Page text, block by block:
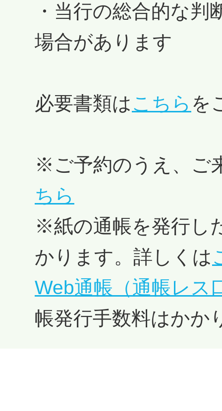
・当行の総合的な
場合があります
必要書類はこちら を
※ご予約のうえ、ご
ちら
※紙の通帳を発行し
かります。詳しくは
Web通帳（通帳レス
帳発行手数料はかか